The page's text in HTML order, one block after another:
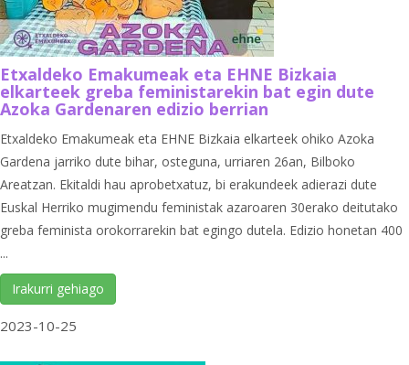
Etxaldeko Emakumeak eta EHNE Bizkaia
elkarteek greba feministarekin bat egin dute
Azoka Gardenaren edizio berrian
Etxaldeko Emakumeak eta EHNE Bizkaia elkarteek ohiko Azoka
Gardena jarriko dute bihar, osteguna, urriaren 26an, Bilboko
Areatzan. Ekitaldi hau aprobetxatuz, bi erakundeek adierazi dute
Euskal Herriko mugimendu feministak azaroaren 30erako deitutako
greba feminista orokorrarekin bat egingo dutela. Edizio honetan 400
...
Irakurri gehiago
2023-10-25